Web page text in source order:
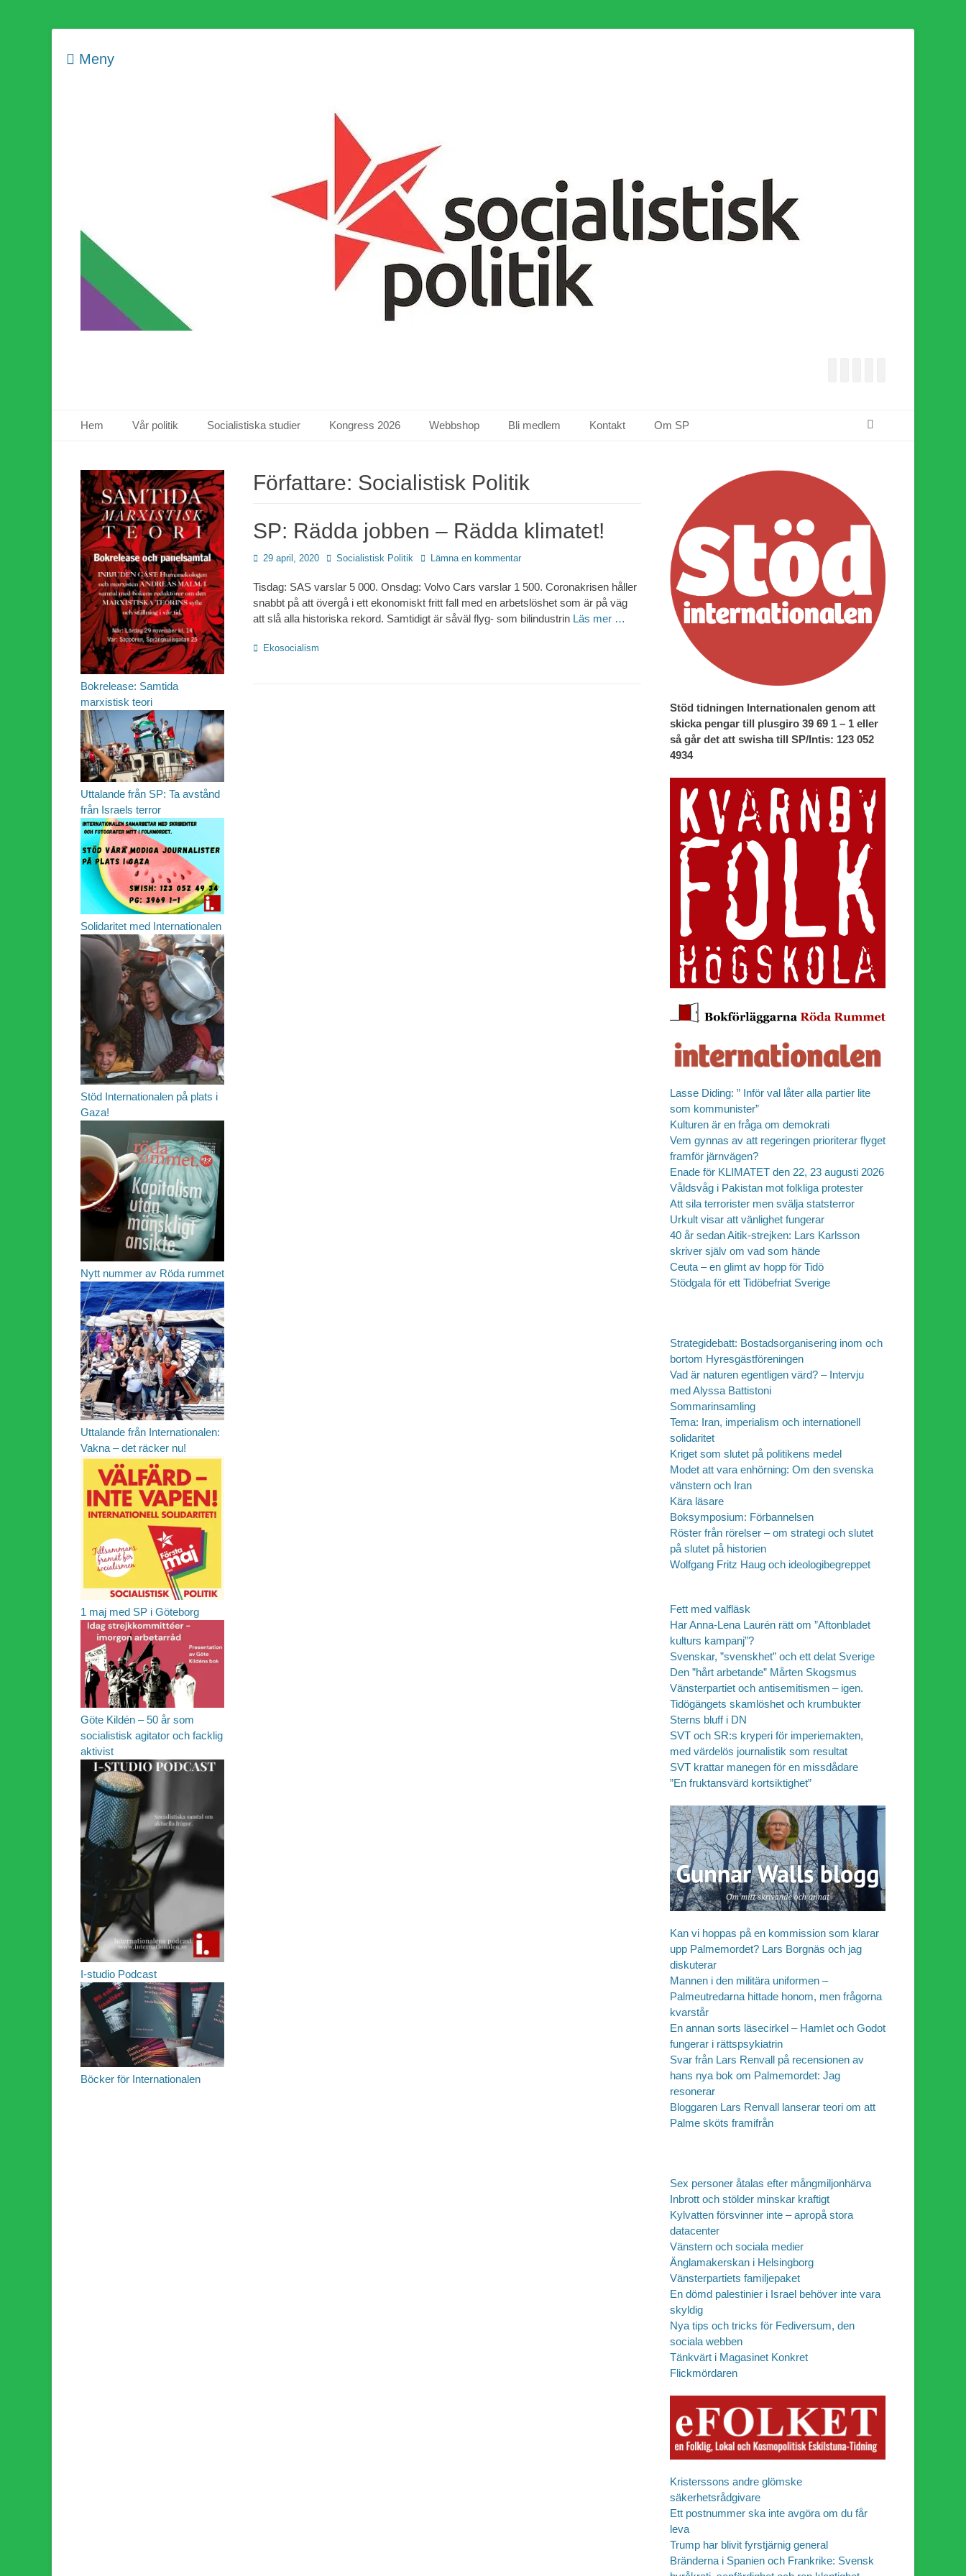
Meny
Primär meny
Hem Vår politik Socialistiska studier Kongress 2026 Webbshop Bli medlem Kontakt Om SP
Författare: Socialistisk Politik
SP: Rädda jobben – Rädda klimatet!
Publicerad
29 april, 2020 Författare
Socialistisk Politik Lämna en kommentar
Tisdag: SAS varslar 5 000. Onsdag: Volvo Cars varslar 1 500. Coronakrisen håller
snabbt på att övergå i ett ekonomiskt fritt fall med en arbetslöshet som är på väg
att slå alla historiska rekord. Samtidigt är såväl flyg- som bilindustrin Läs mer …
Kategorier
Ekosocialism
Stöd tidningen Internationalen genom att
skicka pengar till plusgiro 39 69 1 – 1 eller
så går det att swisha till SP/Intis: 123 052
4934
Lasse Diding: ” Inför val låter alla partier lite
som kommunister”
Kulturen är en fråga om demokrati
Vem gynnas av att regeringen prioriterar flyget
framför järnvägen?
Enade för KLIMATET den 22, 23 augusti 2026
Våldsvåg i Pakistan mot folkliga protester
Att sila terrorister men svälja statsterror
Urkult visar att vänlighet fungerar
40 år sedan Aitik-strejken: Lars Karlsson
skriver själv om vad som hände
Ceuta – en glimt av hopp för Tidö
Stödgala för ett Tidöbefriat Sverige
Strategidebatt: Bostadsorganisering inom och
bortom Hyresgästföreningen
Vad är naturen egentligen värd? – Intervju
med Alyssa Battistoni
Sommarinsamling
Tema: Iran, imperialism och internationell
solidaritet
Kriget som slutet på politikens medel
Modet att vara enhörning: Om den svenska
vänstern och Iran
Kära läsare
Boksymposium: Förbannelsen
Röster från rörelser – om strategi och slutet
på slutet på historien
Wolfgang Fritz Haug och ideologibegreppet
Fett med valfläsk
Har Anna-Lena Laurén rätt om ”Aftonbladet
kulturs kampanj”?
Svenskar, ”svenskhet” och ett delat Sverige
Den ”hårt arbetande” Mårten Skogsmus
Vänsterpartiet och antisemitismen – igen.
Tidögängets skamlöshet och krumbukter
Sterns bluff i DN
SVT och SR:s kryperi för imperiemakten,
med värdelös journalistik som resultat
SVT krattar manegen för en missdådare
”En fruktansvärd kortsiktighet”
Kan vi hoppas på en kommission som klarar
upp Palmemordet? Lars Borgnäs och jag
diskuterar
Mannen i den militära uniformen –
Palmeutredarna hittade honom, men frågorna
kvarstår
En annan sorts läsecirkel – Hamlet och Godot
fungerar i rättspsykiatrin
Svar från Lars Renvall på recensionen av
hans nya bok om Palmemordet: Jag
resonerar
Bloggaren Lars Renvall lanserar teori om att
Palme sköts framifrån
Sex personer åtalas efter mångmiljonhärva
Inbrott och stölder minskar kraftigt
Kylvatten försvinner inte – apropå stora
datacenter
Vänstern och sociala medier
Änglamakerskan i Helsingborg
Vänsterpartiets familjepaket
En dömd palestinier i Israel behöver inte vara
skyldig
Nya tips och tricks för Fediversum, den
sociala webben
Tänkvärt i Magasinet Konkret
Flickmördaren
Kristerssons andre glömske
säkerhetsrådgivare
Ett postnummer ska inte avgöra om du får
leva
Trump har blivit fyrstjärnig general
Bränderna i Spanien och Frankrike: Svensk
Bokrelease: Samtida
marxistisk teori
Uttalande från SP: Ta avstånd
från Israels terror
Solidaritet med Internationalen
Stöd Internationalen på plats i
Gaza!
Nytt nummer av Röda rummet
Uttalande från Internationalen:
Vakna – det räcker nu!
1 maj med SP i Göteborg
Göte Kildén – 50 år som
socialistisk agitator och facklig
aktivist
I-studio Podcast
Böcker för Internationalen